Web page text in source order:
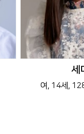
세
여 , 14세 ,